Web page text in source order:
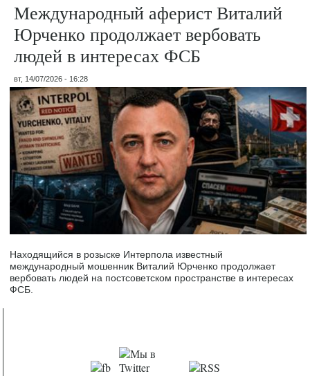
Международный аферист Виталий
Юрченко продолжает вербовать
людей в интересах ФСБ
вт, 14/07/2026 - 16:28
Находящийся в розыске Интерпола известный
международный мошенник Виталий Юрченко продолжает
вербовать людей на постсоветском пространстве в интересах
ФСБ.